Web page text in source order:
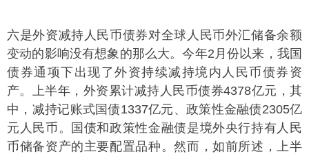
六是外资减持人民币债券对全球人民币外汇储备余额
变动的影响没有想象的那么大。今年2月份以来，我国
债券通项下出现了外资持续减持境内人民币债券资
产。上半年，外资累计减持人民币债券4378亿元，其
中，减持记账式国债1337亿元、政策性金融债2305亿
元人民币。国债和政策性金融债是境外央行持有人民
币储备资产的主要配置品种。然而，如前所述，上半